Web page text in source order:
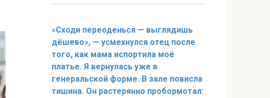
«Сходи переоденься — выглядишь
дёшево», — усмехнулся отец после
того, как мама испортила моё
платье. Я вернулась уже в
генеральской форме. В зале повисла
тишина. Он растерянно пробормотал: